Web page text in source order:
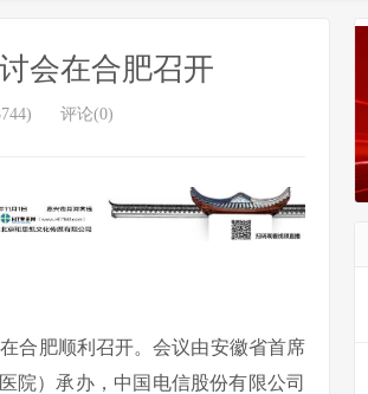
会在合肥召开
评论(0)
合肥顺利召开。会议由安徽省首席
院）承办，中国电信股份有限公司